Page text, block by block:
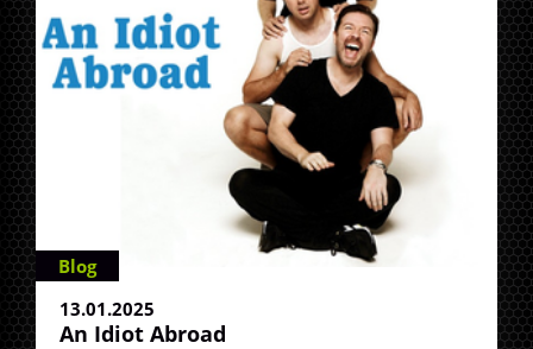
Blog
13.01.2025
An Idiot Abroad